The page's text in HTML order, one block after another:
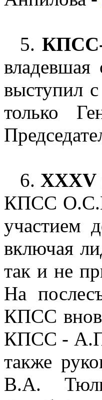
5.
владевшая
выступил
только
6.XXXV
КПСС
участием
включая
так и не
На
КПСС
КПСС -
также
В.А.